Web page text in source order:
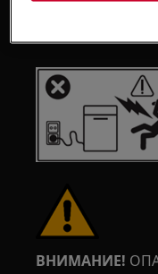
Перед любым
ВНИМАНИЕ!